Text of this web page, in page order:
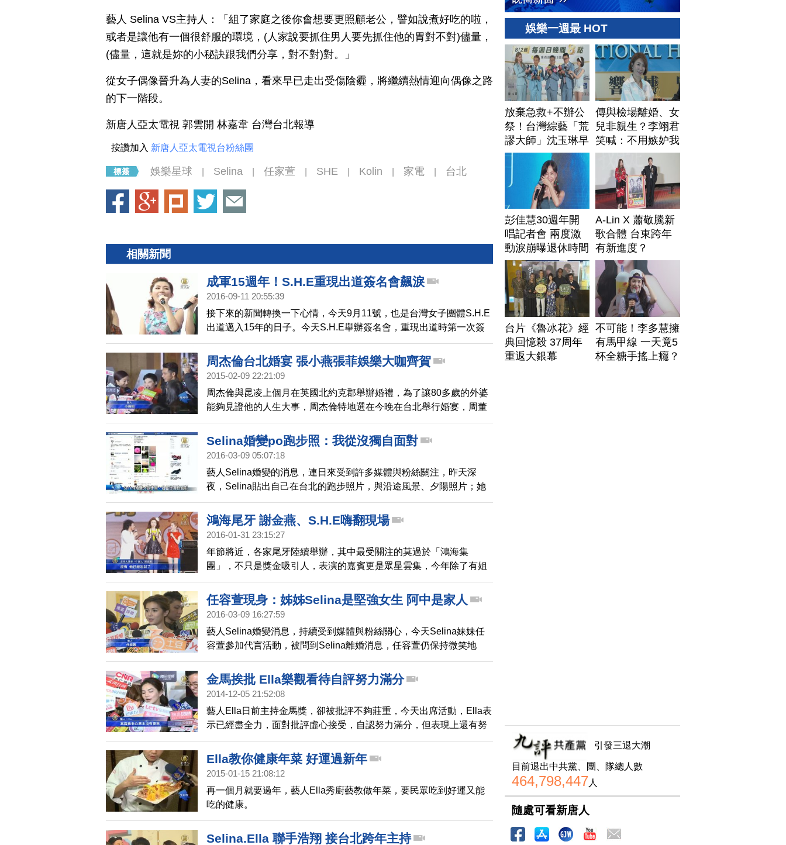
藝人 Selina VS主持人：「組了家庭之後你會想要更照顧老公，譬如說煮好吃的啦，
或者是讓他有一個很舒服的環境，(人家說要抓住男人要先抓住他的胃對不對)儘量，
(儘量，這就是妳的小秘訣跟我們分享，對不對)對。」
從女子偶像晉升為人妻的Selina，看來早已走出受傷陰霾，將繼續熱情迎向偶像之路
的下一階段。
新唐人亞太電視 郭雲開 林嘉韋 台灣台北報導
按讚加入 新唐人亞太電視台粉絲團
娛樂星球 Selina 任家萱 SHE Kolin 家電 台北
相關新聞
成軍15週年！S.H.E重現出道簽名會飆淚
2016-09-11 20:55:39
接下來的新聞轉換一下心情，今天9月11號，也是台灣女子團體S.H.E
出道邁入15年的日子。今天S.H.E舉辦簽名會，重現出道時第一次簽
名會的場景，三個人都直呼，好感動！
周杰倫台北婚宴 張小燕張菲娛樂大咖齊賀
2015-02-09 22:21:09
周杰倫與昆凌上個月在英國北約克郡舉辦婚禮，為了讓80多歲的外婆
能夠見證他的人生大事，周杰倫特地選在今晚在台北舉行婚宴，周董
的外婆也在晚間6點左右現身，包括張小燕、張菲、陶晶瑩、費玉清、
江蕙等演藝圈大咖都齊聚一堂，為這對新銀色夫妻獻上祝福，連線到
現場記者黃庭鋒，告訴我們最新情況，庭鋒。
Selina婚變po跑步照：我從沒獨自面對
2016-03-09 05:07:18
藝人Selina婚變的消息，連日來受到許多媒體與粉絲關注，昨天深
夜，Selina貼出自己在台北的跑步照片，與沿途風景、夕陽照片；她
寫到，我心中滿滿地都是感激，這一路家人、 Hebe、Ella、朋友、阿
中，在我人生遇到不同風景時，從沒讓我獨自面對。貼文也吸引數萬
粉絲關注。
鴻海尾牙 謝金燕、S.H.E嗨翻現場
2016-01-31 23:15:27
年節將近，各家尾牙陸續舉辦，其中最受關注的莫過於「鴻海集
團」，不只是獎金吸引人，表演的嘉賓更是眾星雲集，今年除了有姐
姐謝金燕帶來熱歌勁舞，難得合體的S.H.E也壓軸登場。
任容萱現身：姊姊Selina是堅強女生 阿中是家人
2016-03-09 16:27:59
藝人Selina婚變消息，持續受到媒體與粉絲關心，今天Selina妹妹任
容萱參加代言活動，被問到Selina離婚消息，任容萱仍保持微笑地
說，「姊姊是堅強女生，我們一直都很支持她」，被問到對阿中觀
感，她回答「阿中是家人」。
金馬挨批 Ella樂觀看待自評努力滿分
2014-12-05 21:52:08
藝人Ella日前主持金馬獎，卻被批評不夠莊重，今天出席活動，Ella表
示已經盡全力，面對批評虛心接受，自認努力滿分，但表現上還有努
力的空間。
Ella教你健康年菜 好運過新年
2015-01-15 21:08:12
再一個月就要過年，藝人Ella秀廚藝教做年菜，要民眾吃到好運又能
吃的健康。
Selina.Ella 聯手浩翔 接台北跨年主持
娛樂一週最 HOT
放棄急救+不辦公
祭！台灣綜藝「荒
謬大師」沈玉琳早
安排身後事
傳與檢場離婚、女
兒非親生？李翊君
笑喊：不用嫉妒我
彭佳慧30週年開
唱記者會 兩度激
動淚崩曝退休時間
A-Lin X 蕭敬騰新
歌合體 台東跨年
有新進度？
台片《魯冰花》經
典回憶殺 37周年
重返大銀幕
不可能！李多慧擁
有馬甲線 一天竟5
杯全糖手搖上癮？
引發三退大潮
目前退出中共黨、團、隊總人數
464,798,447人
隨處可看新唐人